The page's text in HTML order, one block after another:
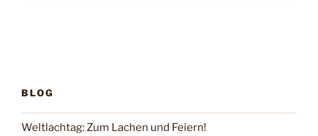
BLOG
Weltlachtag: Zum Lachen und Feiern!